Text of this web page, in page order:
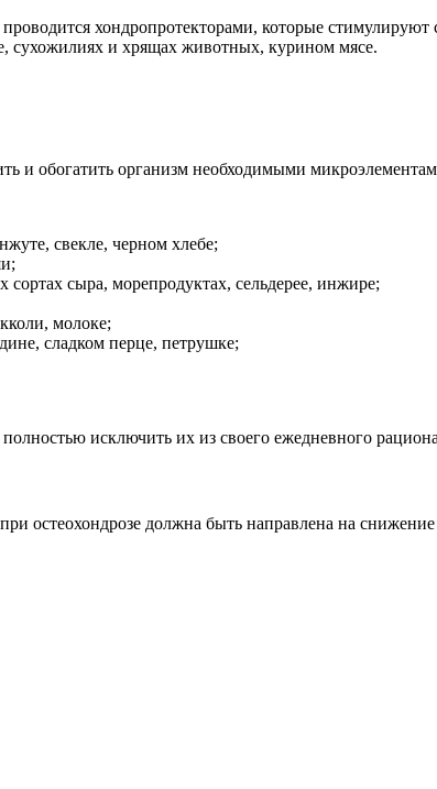
хондропротекторами, которые
сухожилиях и хрящах животных, курином мясе.
и обогатить организм необходимыми
свекле, черном хлебе;
сыра, морепродуктах, сельдерее, инжире;
молоке;
сладком перце, петрушке;
исключить их из своего ежедневного
остеохондрозе должна быть направлена на